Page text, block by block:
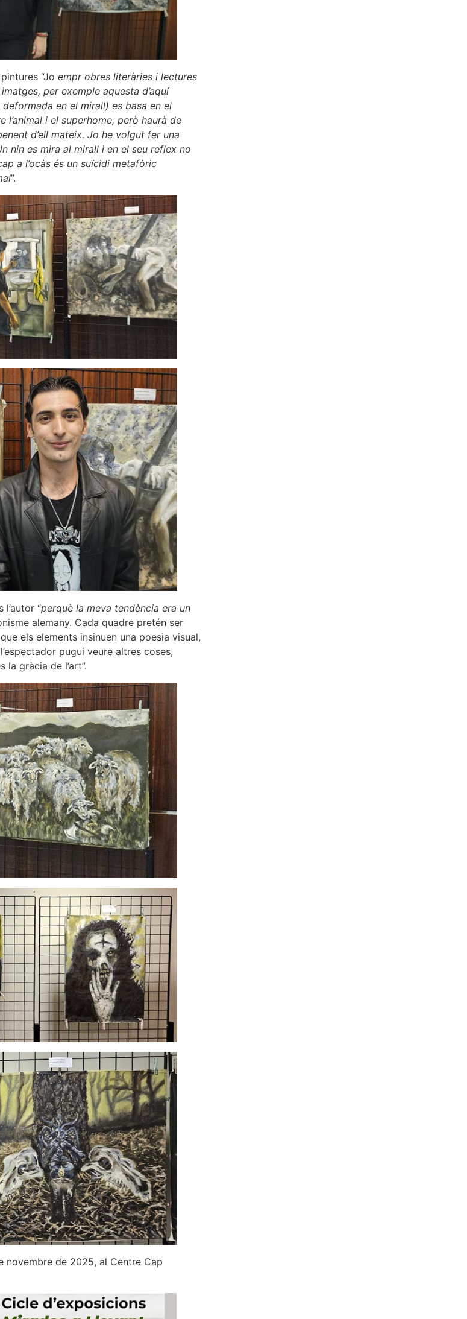
“Jo empr obres literàries i lectures
per exemple aquesta d’aquí
en el mirall) es basa en el
l’animal i el superhome, però haurà de
d’ell mateix. Jo he volgut fer una
nin es mira al mirall i en el seu reflex no
a l’ocàs és un suïcidi metafòric
”.
“perquè la meva tendència era un
alemany. Cada quadre pretén ser
els elements insinuen una poesia visual,
pugui veure altres coses,
gràcia de l’art”.
novembre de 2025, al Centre Cap